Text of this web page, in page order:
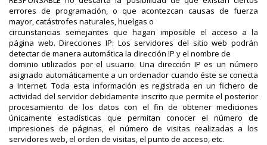
errores de programación, o que acontezcan causas de fuerza
mayor, catástrofes naturales, huelgas o
circunstancias semejantes que hagan imposible el acceso a la
página web. Direcciones IP: Los servidores del sitio web podrán
detectar de manera automática la dirección IP y el nombre de
dominio utilizados por el usuario. Una dirección IP es un número
asignado automáticamente a un ordenador cuando éste se conecta
a Internet. Toda esta información es registrada en un fichero de
actividad del servidor debidamente inscrito que permite el posterior
procesamiento de los datos con el fin de obtener mediciones
únicamente estadísticas que permitan conocer el número de
impresiones de páginas, el número de visitas realizadas a los
servidores web, el orden de visitas, el punto de acceso, etc.